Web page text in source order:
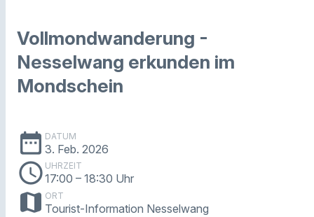
Vollmondwanderung -
Nesselwang erkunden im
Mondschein
date_range DATUM
3. Feb. 2026
schedule UHRZEIT
17:00 – 18:30 Uhr
map ORT
Tourist-Information Nesselwang